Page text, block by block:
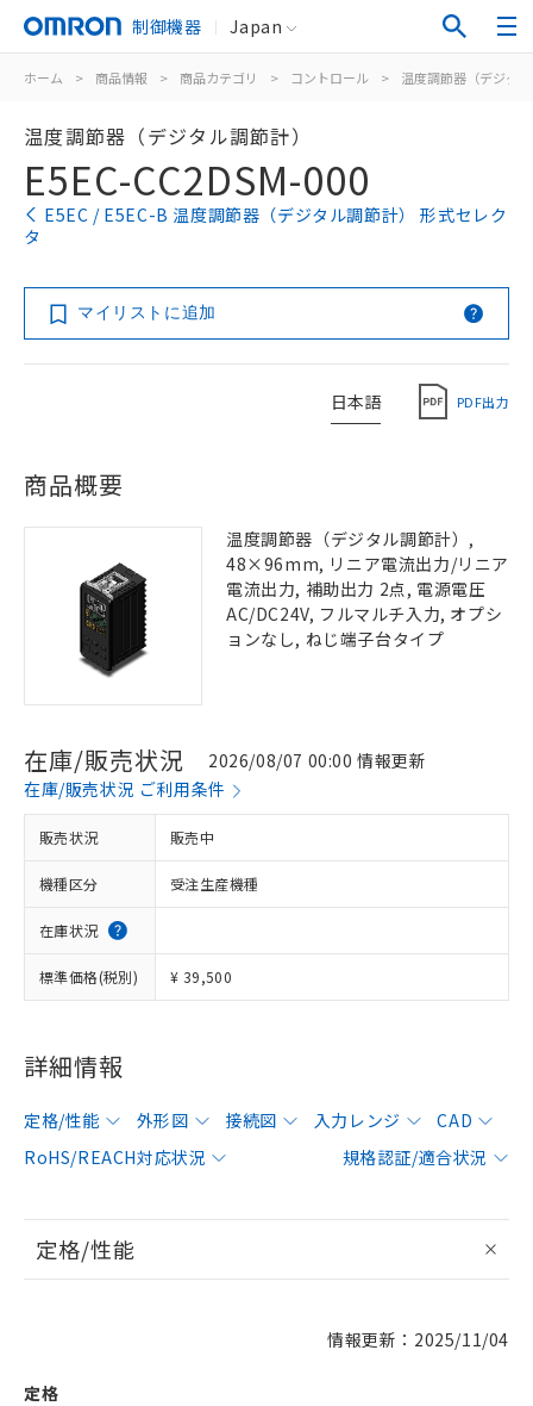
制御機器 Japan
ホーム > 商品情報 > 商品カテゴリ > コントロール > 温度調節器（デジタ
温度調節器（デジタル調節計）
E5EC-CC2DSM-000
E5EC / E5EC-B 温度調節器（デジタル調節計） 形式セレク
タ
マイリストに追加
日本語 PDF出力
商品概要
温度調節器（デジタル調節計）,
48×96mm, リニア電流出力/リニア
電流出力, 補助出力 2点, 電源電圧
AC/DC24V, フルマルチ入力, オプシ
ョンなし, ねじ端子台タイプ
在庫/販売状況
2026/08/07 00:00 情報更新
在庫/販売状況 ご利用条件
販売状況 販売中
機種区分 受注生産機種
在庫状況
標準価格(税別) ¥ 39,500
詳細情報
定格/性能 外形図 接続図 入力レンジ
CAD
RoHS/REACH対応状況
規格認証/適合状況
定格/性能
情報更新：2025/11/04
定格